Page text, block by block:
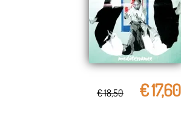
€ 18,50 € 17,60